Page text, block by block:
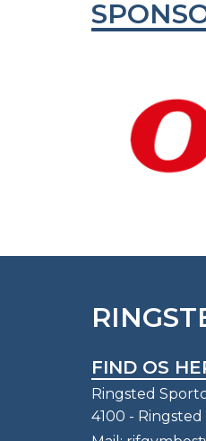
FIND OS
Ringsted
4100 - Ringsted